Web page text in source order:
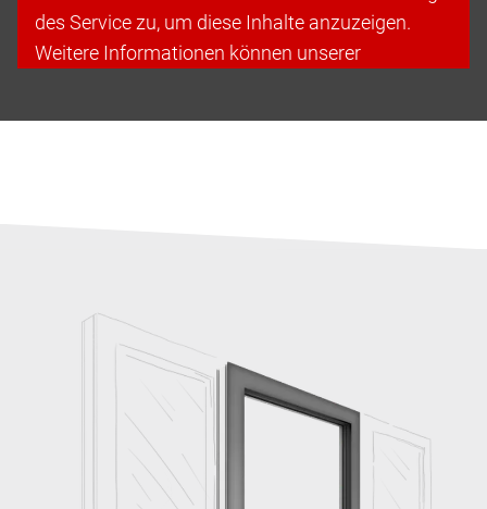
des Service zu, um diese Inhalte anzuzeigen.
Weitere Informationen können unserer